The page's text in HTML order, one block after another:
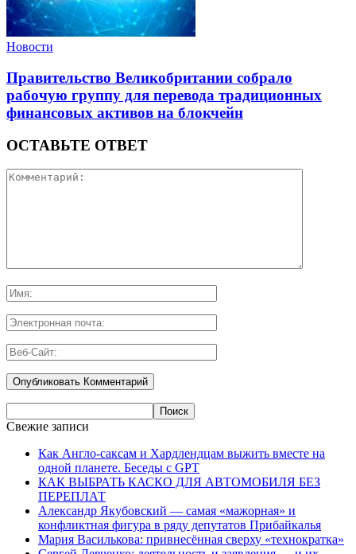
Новости
Правительство Великобритании собрало
рабочую группу для перевода традиционных
финансовых активов на блокчейн
ОСТАВЬТЕ ОТВЕТ
Свежие записи
Как Англо-саксам и Хардлендцам выжить вместе на
одной планете. Беседы с GPT
КАК ВЫБРАТЬ КАСКО ДЛЯ АВТОМОБИЛЯ БЕЗ
ПЕРЕПЛАТ
Александр Якубовский — самая «мажорная» и
конфликтная фигура в ряду депутатов Прибайкалья
Мария Василькова: привнесённая сверху «технократка»